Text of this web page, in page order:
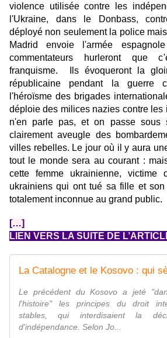
violence utilisée contre les
l'Ukraine, dans le Donbass,
déployé non seulement la police
Madrid envoie l'armée
commentateurs hurleront que
franquisme. Ils évoqueront la
républicaine pendant la guerre
l'héroïsme des brigades
déploie des milices nazies contre les
n'en parle pas, et on passe sous
clairement aveugle des
villes rebelles. Le jour où il y aura
tout le monde sera au courant :
cette femme ukrainienne, victime
ukrainiens qui ont tué sa fille et
totalement inconnue au grand public.
[…]
LIEN VERS LA SUITE DE
Le précédent du Kosovo a jeté
l'histoire" les principes du droit
stables, qui interdisaient la
d'indépendance. Selon Jo...